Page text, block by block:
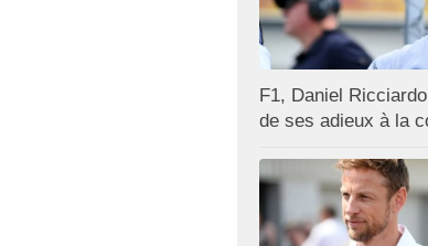
F1, Daniel
de ses adieux à la